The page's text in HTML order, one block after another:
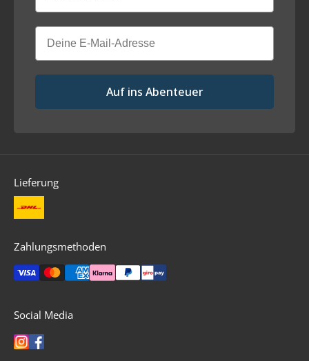
Email
Auf ins Abenteuer
Lieferung
Zahlungsmethoden
Social Media